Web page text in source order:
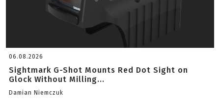
06.08.2026
Sightmark G-Shot Mounts Red Dot Sight on
Glock Without Milling...
Damian Niemczuk